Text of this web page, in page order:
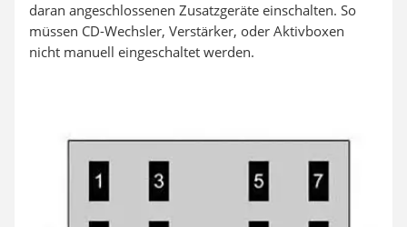
daran angeschlossenen Zusatzgeräte einschalten. So
müssen CD-Wechsler, Verstärker, oder Aktivboxen
nicht manuell eingeschaltet werden.